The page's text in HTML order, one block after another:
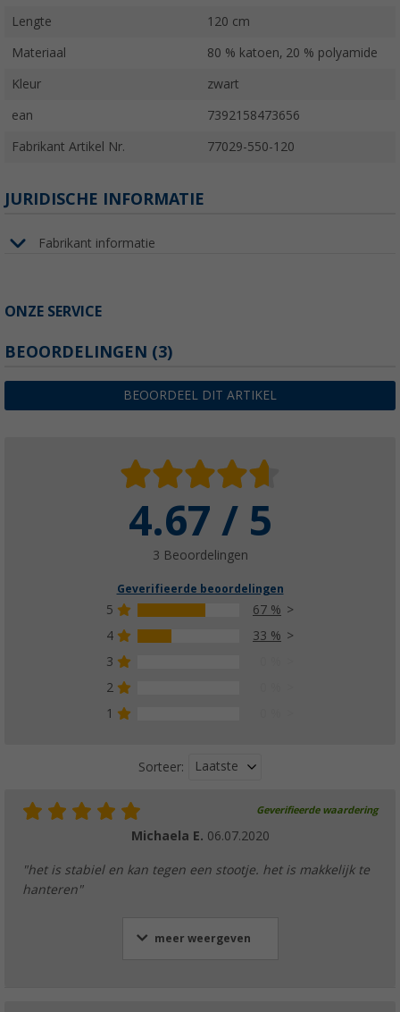
Lengte 120 cm
Materiaal 80 % katoen, 20 % polyamide
Kleur zwart
ean 7392158473656
Fabrikant Artikel Nr. 77029-550-120
JURIDISCHE INFORMATIE
Fabrikant informatie
ONZE SERVICE
BEOORDELINGEN (3)
BEOORDEEL DIT ARTIKEL
4.67 / 5
3 Beoordelingen
Geverifieerde beoordelingen
5
67 %
4
33 %
3
2
1
Sorteer: Laatste
Geverifieerde waardering
Michaela E. 06.07.2020
"het is stabiel en kan tegen een stootje. het is makkelijk te
hanteren"
meer weergeven